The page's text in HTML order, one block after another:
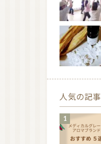
人気の記事